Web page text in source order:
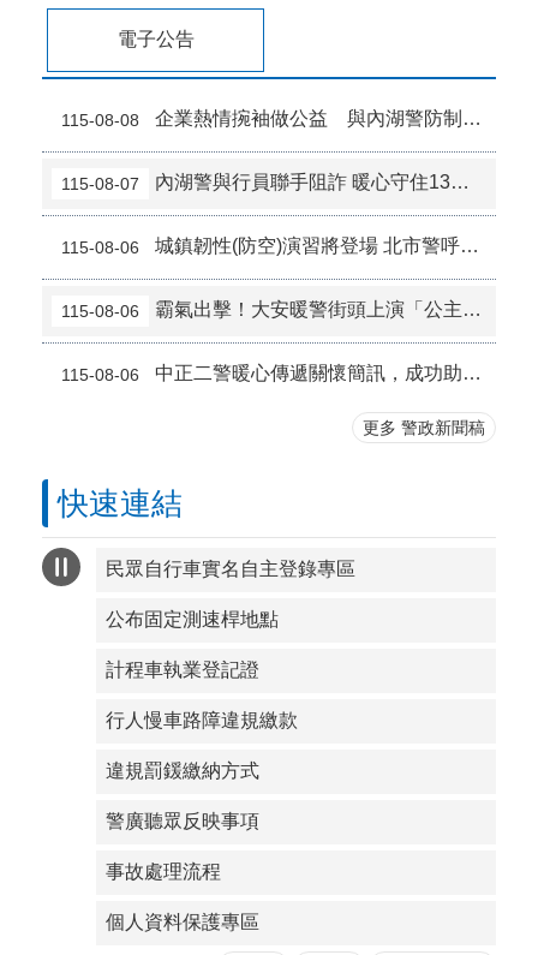
電子公告
115-08-08 企業熱情捥袖做公益 與內湖警防制酒毒駕
115-08-07 內湖警與行員聯手阻詐 暖心守住13萬元血汗錢
115-08-06 城鎮韌性(防空)演習將登場 北市警呼籲民眾先行查看及截圖保存防空避難設施位置
115-08-06 霸氣出擊！大安暖警街頭上演「公主抱」 助行動不便長者平安返家
115-08-06 中正二警暖心傳遞關懷簡訊，成功助失聯女大生平安返家
更多 警政新聞稿
快速連結
民眾自行車實名自主登錄專區
公布固定測速桿地點
計程車執業登記證
行人慢車路障違規繳款
違規罰鍰繳納方式
警廣聽眾反映事項
事故處理流程
個人資料保護專區